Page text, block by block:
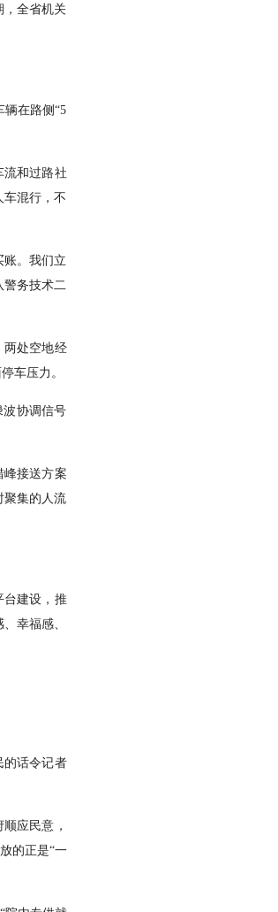
，全省机关
在路侧“5
流和过路社
车混行，不
账。我们立
警务技术二
两处空地经
车压力。
波协调信号
峰接送方案
聚集的人流
台建设，推
幸福感、
的话令记者
应民意，
的正是“一